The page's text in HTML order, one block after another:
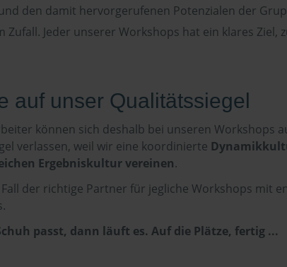
den damit hervorgerufenen Potenzialen der
Jeder unserer Workshops hat ein klares Ziel,
auf unser Qualitätssiegel
können sich deshalb bei unseren Workshops
verlassen, weil wir eine koordinierte
Ergebniskultur vereinen.
der richtige Partner für jegliche Workshops mit
passt, dann läuft es. Auf die Plätze, fertig ...